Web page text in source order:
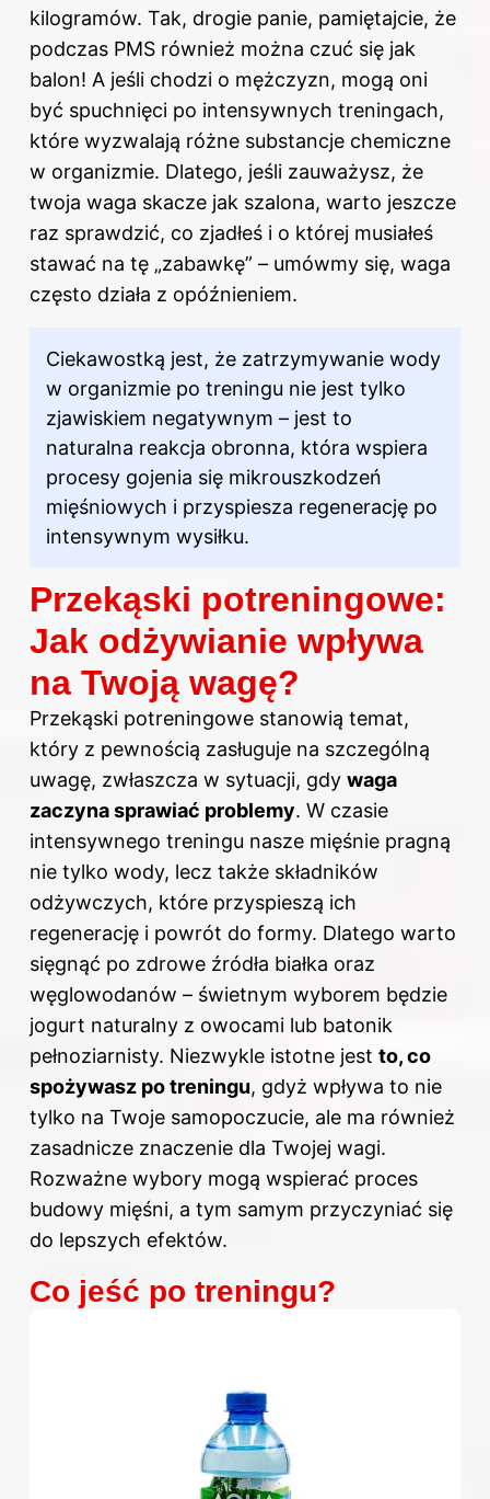
kilogramów. Tak, drogie panie, pamiętajcie, że
podczas PMS również można czuć się jak
balon! A jeśli chodzi o mężczyzn, mogą oni
być spuchnięci po intensywnych treningach,
które wyzwalają różne substancje chemiczne
w organizmie. Dlatego, jeśli zauważysz, że
twoja waga skacze jak szalona, warto jeszcze
raz sprawdzić, co zjadłeś i o której musiałeś
stawać na tę „zabawkę” – umówmy się, waga
często działa z opóźnieniem.
Ciekawostką jest, że zatrzymywanie wody
w organizmie po treningu nie jest tylko
zjawiskiem negatywnym – jest to
naturalna reakcja obronna, która wspiera
procesy gojenia się mikrouszkodzeń
mięśniowych i przyspiesza regenerację po
intensywnym wysiłku.
Przekąski potreningowe:
Jak odżywianie wpływa
na Twoją wagę?
Przekąski potreningowe stanowią temat,
który z pewnością zasługuje na szczególną
uwagę, zwłaszcza w sytuacji, gdy waga
zaczyna sprawiać problemy. W czasie
intensywnego treningu nasze mięśnie pragną
nie tylko wody, lecz także składników
odżywczych, które przyspieszą ich
regenerację i powrót do formy. Dlatego warto
sięgnąć po zdrowe źródła białka oraz
węglowodanów – świetnym wyborem będzie
jogurt naturalny z owocami lub batonik
pełnoziarnisty. Niezwykle istotne jest to, co
spożywasz po treningu, gdyż wpływa to nie
tylko na Twoje samopoczucie, ale ma również
zasadnicze znaczenie dla Twojej wagi.
Rozważne wybory mogą wspierać proces
budowy mięśni, a tym samym przyczyniać się
do lepszych efektów.
Co jeść po treningu?